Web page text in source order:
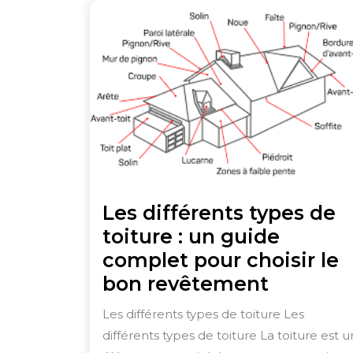
Les différents types de
toiture : un guide
complet pour choisir le
bon revêtementLes
types
Les différents types de toiture Les
différents types de toiture La toiture est